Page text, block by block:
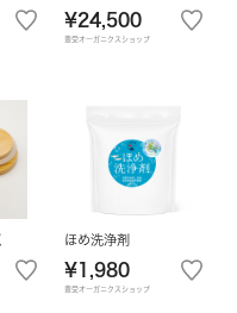
¥24,500
豊受オーガニクスショップ
ほめ洗浄剤
¥1,980
豊受オーガニクスショップ